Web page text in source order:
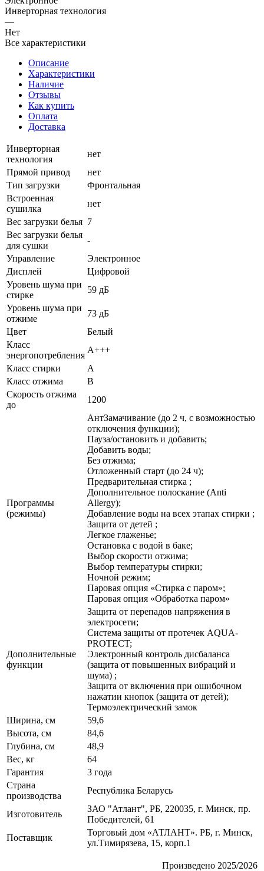
Инверторная технология
—
Нет
Все характеристики
Описание
Характеристики
Наличие
Отзывы
Как купить
Оплата
Доставка
Инверторная
технология
нет
Прямой привод
нет
Тип загрузки
Фронтальная
Встроенная
сушилка
нет
Вес загрузки белья 7
Вес загрузки белья
для сушки
-
Управление
Электронное
Дисплей
Цифровой
Уровень шума при
стирке
59 дБ
Уровень шума при
отжиме
73 дБ
Цвет
Белый
Класс
энергопотребления
А+++
Класс стирки
A
Класс отжима
B
Скорость отжима
до
1200
Программы
(режимы)
АнтЗамачивание (до 2 ч, с возможностью
отключения функции);
Пауза/остановить и добавить;
Добавить воды;
Без отжима;
Отложенный старт (до 24 ч);
Предварительная стирка ;
Дополнительное полоскание (Anti
Allergy);
Добавление воды на всех этапах стирки ;
Защита от детей ;
Легкое глаженье;
Остановка с водой в баке;
Выбор скорости отжима;
Выбор температуры стирки;
Ночной режим;
Паровая опция «Стирка с паром»;
Паровая опция «Обработка паром»
Дополнительные
функции
Защита от перепадов напряжения в
электросети;
Система защиты от протечек AQUA-
PROTECT;
Электронный контроль дисбаланса
(защита от повышенных вибраций и
шума) ;
Защита от включения при ошибочном
нажатии кнопок (защита от детей);
Термоэлектрический замок
Ширина, см
59,6
Высота, см
84,6
Глубина, см
48,9
Вес, кг
64
Гарантия
3 года
Страна
производства
Республика Беларусь
Изготовитель
ЗАО "Атлант", РБ, 220035, г. Минск, пр.
Победителей, 61
Поставщик
Торговый дом «АТЛАНТ». РБ, г. Минск,
ул.Тимирязева, 15, корп.1
Произведено 2025/2026